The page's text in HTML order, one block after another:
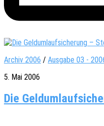
Archiv 2006 / Ausgabe 03 -
5. Mai 2006
Die